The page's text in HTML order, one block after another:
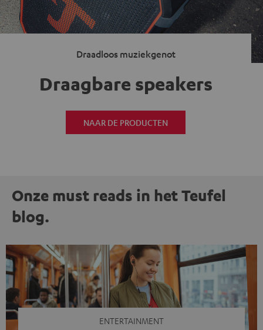
Draadloos muziekgenot
Draagbare speakers
NAAR DE PRODUCTEN
Onze must reads in het Teufel
blog.
ENTERTAINMENT